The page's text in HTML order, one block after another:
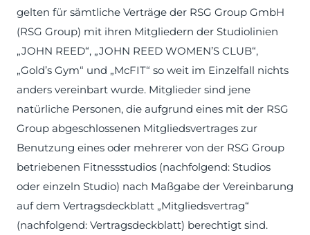
gelten für sämtliche Verträge der RSG Group GmbH
(RSG Group) mit ihren Mitgliedern der Studiolinien
„JOHN REED“, „JOHN REED WOMEN’S CLUB“,
„Gold’s Gym“ und „McFIT“ so weit im Einzelfall nichts
anders vereinbart wurde. Mitglieder sind jene
natürliche Personen, die aufgrund eines mit der RSG
Group abgeschlossenen Mitgliedsvertrages zur
Benutzung eines oder mehrerer von der RSG Group
betriebenen Fitnessstudios (nachfolgend: Studios
oder einzeln Studio) nach Maßgabe der Vereinbarung
auf dem Vertragsdeckblatt „Mitgliedsvertrag“
(nachfolgend: Vertragsdeckblatt) berechtigt sind.